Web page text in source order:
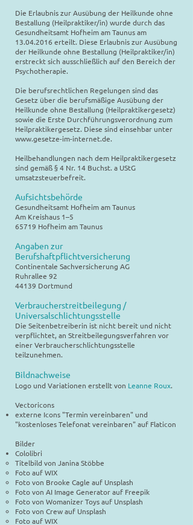
Die Erlaubnis zur Ausübung der Heilkunde ohne
Bestallung (Heilpraktiker/in) wurde durch das
Gesundheitsamt Hofheim am Taunus am
13.04.2016 erteilt. Diese Erlaubnis zur Ausübung
der Heilkunde ohne Bestallung (Heilpraktiker/in)
erstreckt sich ausschließlich auf den Bereich der
Psychotherapie.
Die berufsrechtlichen Regelungen sind das
Gesetz über die berufsmäßige Ausübung der
Heilkunde ohne Bestallung (Heilpraktikergesetz)
sowie die Erste Durchführungsverordnung zum
Heilpraktikergesetz. Diese sind einsehbar unter
www.gesetze-im-internet.de.
Heilbehandlungen nach dem Heilpraktikergesetz
sind gemäß § 4 Nr. 14 Buchst. a UStG
umsatzsteuerbefreit.
Aufsichtsbehörde
Gesundheitsamt Hofheim am Taunus
Am Kreishaus 1–5
65719 Hofheim am Taunus
Angaben zur
Berufshaftpflichtversicherung
Continentale Sachversicherung AG
Ruhrallee 92
44139 Dortmund
Verbraucherstreitbeilegung /
Universalschlichtungsstelle
Die Seitenbetreiberin ist nicht bereit und nicht
verpflichtet, an Streitbeilegungsverfahren vor
einer Verbraucherschlichtungsstelle
teilzunehmen.
Bildnachweise
Logo und Variationen erstellt von Leanne Roux.
Vectoricons
externe Icons "Termin vereinbaren" und
"kostenloses Telefonat vereinbaren" auf Flaticon
Bilder
Cololibri
Titelbild von Janina Stöbbe
Foto auf WIX
Foto von Brooke Cagle auf Unsplash
Foto von AI Image Generator auf Freepik
Foto von Womanizer Toys auf Unsplash
Foto von Crew auf Unsplash
Foto auf WIX